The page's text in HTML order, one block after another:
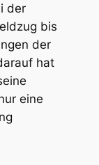
der
bis
der
hat
eine